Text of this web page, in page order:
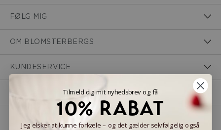
FØLG MIG
OM BLOMSTERBERGS
KUNDESERVICE
KONTAKT MIGTilmeld dig mit nyhedsbrev og få
10% RABAT
Jeg elsker at kunne forkæle – og det gælder selvfølgelig også